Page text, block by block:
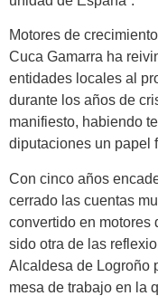
Motores de
Cuca Gamarra ha
entidades locales al
durante los años de
manifiesto, habiendo
diputaciones un papel
Con cinco años
cerrado las cuentas
convertido en motores
sido otra de las
Alcaldesa de Logroño
mesa de trabajo en la